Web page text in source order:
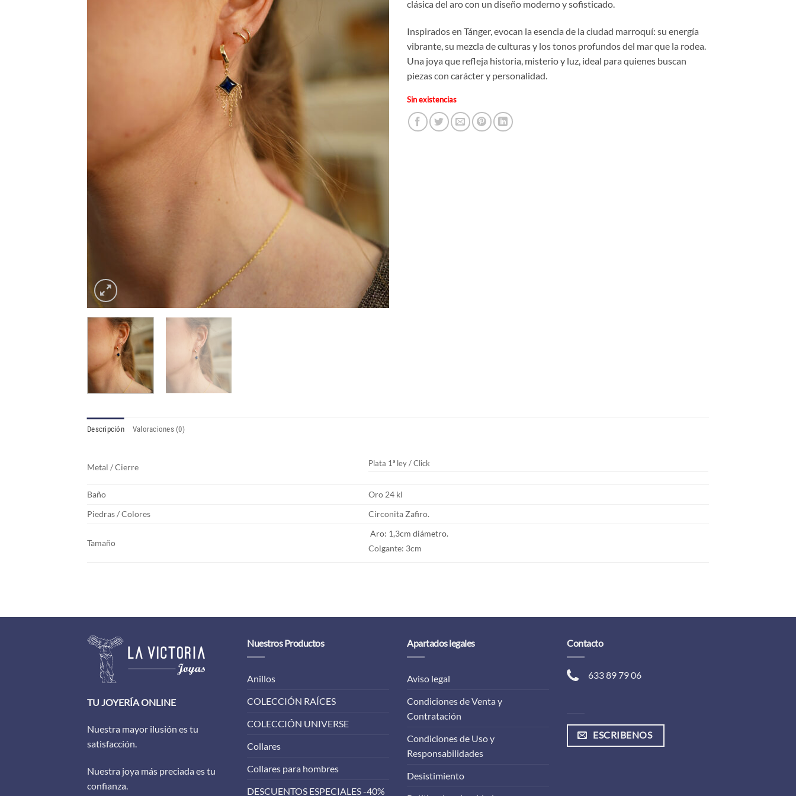
clásica del aro con un diseño moderno y sofisticado.
Inspirados en Tánger, evocan la esencia de la ciudad marroquí: su energía
vibrante, su mezcla de culturas y los tonos profundos del mar que la rodea.
Una joya que refleja historia, misterio y luz, ideal para quienes buscan
piezas con carácter y personalidad.
Sin existencias
Descripción Valoraciones (0)
Metal / Cierre Plata 1ª ley / Click
Baño
Oro 24 kl
Piedras / Colores
Circonita Zafiro.
Tamaño
Aro: 1,3cm diámetro.
Colgante: 3cm
TU JOYERÍA ONLINE
Nuestra mayor ilusión es tu
satisfacción.
Nuestra joya más preciada es tu
confianza.
Nuestros Productos
Anillos
COLECCIÓN RAÍCES
COLECCIÓN UNIVERSE
Collares
Collares para hombres
DESCUENTOS ESPECIALES -40%
Apartados legales
Aviso legal
Condiciones de Venta y
Contratación
Condiciones de Uso y
Responsabilidades
Desistimiento
Contacto
633 89 79 06
ESCRIBENOS